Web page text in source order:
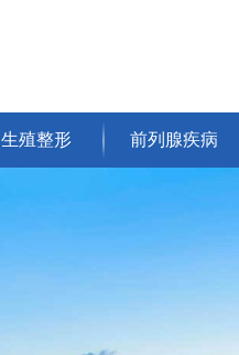
生殖整形 前列腺疾病